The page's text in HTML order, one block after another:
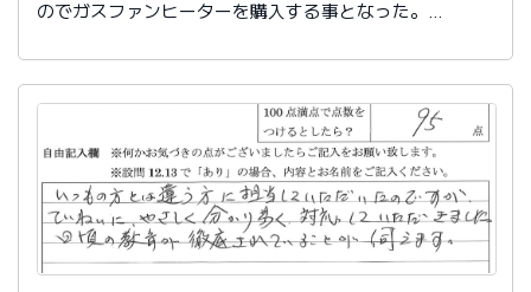
のでガスファンヒーターを購入する事となった。
そちらも社員の分かり易い説明を聞いていて購入を判断
した。
殺伐とした事件が起こる社会の中で、人間関係は大切。
貴社の社員は気持ち良い。